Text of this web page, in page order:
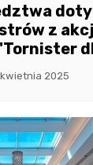
z
kwietnia 2025